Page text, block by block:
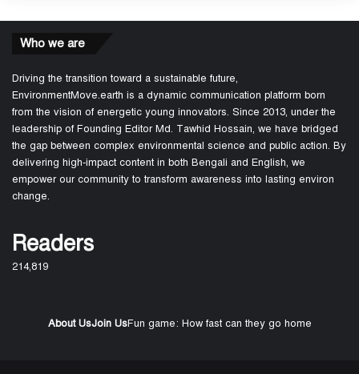
Who we are
Driving the transition toward a sustainable future,
EnvironmentMove.earth is a dynamic communication platform born
from the vision of energetic young innovators. Since 2013, under the
leadership of Founding Editor Md. Tawhid Hossain, we have bridged
the gap between complex environmental science and public action. By
delivering high-impact content in both Bengali and English, we
empower our community to transform awareness into lasting environ
change.
Readers
214,819
About UsJoin UsFun game: How fast can they go home